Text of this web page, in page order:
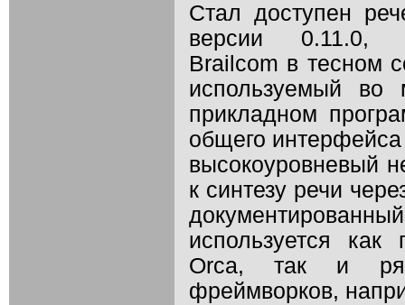
Стал доступен
версии 0.11.0,
Brailcom в тесном
используемый во
прикладном
общего интерфейса
высокоуровневый
к синтезу речи
используется как
Orca, так и
фреймворков,